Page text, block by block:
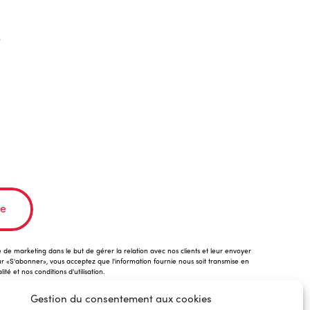
Gestion du consentement aux cookies
de marketing dans le but de gérer la relation avec nos clients et leur envoyer
«S'abonner», vous acceptez que l'information fournie nous soit transmise en
et nos conditions d'utilisation.